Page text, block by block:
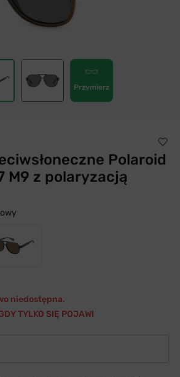
Przymierz
Polaroid
M9 z polaryzacją
niedostępna.
TYLKO SIĘ POJAWI